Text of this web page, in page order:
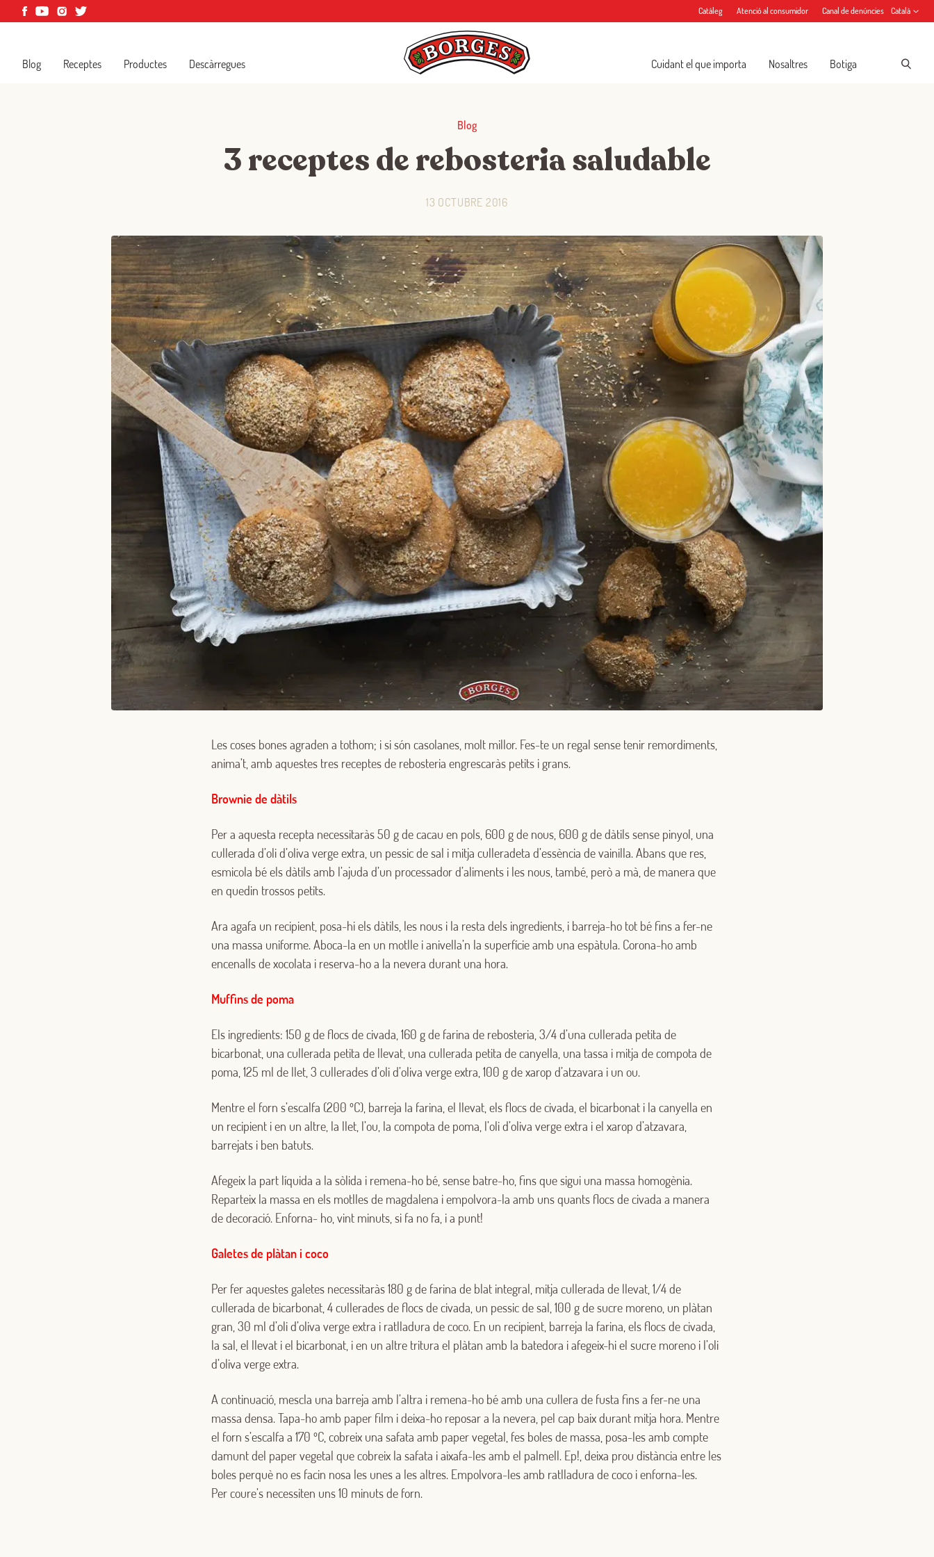
Catàleg Atenció al consumidor Canal de denúncies Català
Blog Receptes Productes Descàrregues Cuidant el que importa Nosaltres Botiga
Blog
3 receptes de rebosteria saludable
13 OCTUBRE 2016
Les coses bones agraden a tothom; i si són casolanes, molt millor. Fes-te un regal sense tenir remordiments,
anima’t, amb aquestes tres receptes de rebosteria engrescaràs petits i grans.
Brownie de dàtils
Per a aquesta recepta necessitaràs 50 g de cacau en pols, 600 g de nous, 600 g de dàtils sense pinyol, una
cullerada d’oli d’oliva verge extra, un pessic de sal i mitja culleradeta d’essència de vainilla. Abans que res,
esmicola bé els dàtils amb l’ajuda d’un processador d’aliments i les nous, també, però a mà, de manera que
en quedin trossos petits.
Ara agafa un recipient, posa-hi els dàtils, les nous i la resta dels ingredients, i barreja-ho tot bé fins a fer-ne
una massa uniforme. Aboca-la en un motlle i anivella’n la superfície amb una espàtula. Corona-ho amb
encenalls de xocolata i reserva-ho a la nevera durant una hora.
Muffins de poma
Els ingredients: 150 g de flocs de civada, 160 g de farina de rebosteria, 3/4 d’una cullerada petita de
bicarbonat, una cullerada petita de llevat, una cullerada petita de canyella, una tassa i mitja de compota de
poma, 125 ml de llet, 3 cullerades d’oli d’oliva verge extra, 100 g de xarop d’atzavara i un ou.
Mentre el forn s’escalfa (200 ºC), barreja la farina, el llevat, els flocs de civada, el bicarbonat i la canyella en
un recipient i en un altre, la llet, l’ou, la compota de poma, l’oli d’oliva verge extra i el xarop d’atzavara,
barrejats i ben batuts.
Afegeix la part líquida a la sòlida i remena-ho bé, sense batre-ho, fins que sigui una massa homogènia.
Reparteix la massa en els motlles de magdalena i empolvora-la amb uns quants flocs de civada a manera
de decoració. Enforna- ho, vint minuts, si fa no fa, i a punt!
Galetes de plàtan i coco
Per fer aquestes galetes necessitaràs 180 g de farina de blat integral, mitja cullerada de llevat, 1/4 de
cullerada de bicarbonat, 4 cullerades de flocs de civada, un pessic de sal, 100 g de sucre moreno, un plàtan
gran, 30 ml d’oli d’oliva verge extra i ratlladura de coco. En un recipient, barreja la farina, els flocs de civada,
la sal, el llevat i el bicarbonat, i en un altre tritura el plàtan amb la batedora i afegeix-hi el sucre moreno i l’oli
d’oliva verge extra.
A continuació, mescla una barreja amb l’altra i remena-ho bé amb una cullera de fusta fins a fer-ne una
massa densa. Tapa-ho amb paper film i deixa-ho reposar a la nevera, pel cap baix durant mitja hora. Mentre
el forn s’escalfa a 170 ºC, cobreix una safata amb paper vegetal, fes boles de massa, posa-les amb compte
damunt del paper vegetal que cobreix la safata i aixafa-les amb el palmell. Ep!, deixa prou distància entre les
boles perquè no es facin nosa les unes a les altres. Empolvora-les amb ratlladura de coco i enforna-les.
Per coure’s necessiten uns 10 minuts de forn.
Iniciar sessió amb Google
Inicia sessió amb Facebook
O AMB LA TEVA ADREÇA DE CORREU ELECTRÒNIC
Inicia sessió